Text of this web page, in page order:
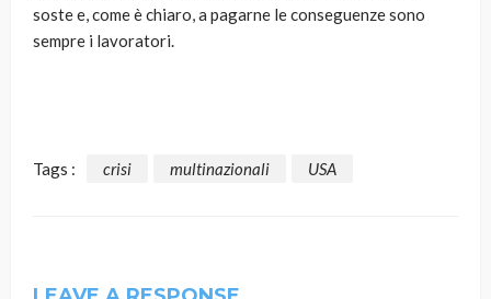
soste e, come è chiaro, a pagarne le conseguenze sono
sempre i lavoratori.
Tags : crisi multinazionali USA